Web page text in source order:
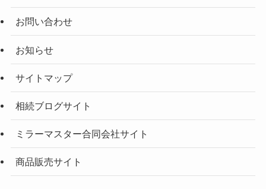
お問い合わせ
お知らせ
サイトマップ
相続ブログサイト
ミラーマスター合同会社サイト
商品販売サイト